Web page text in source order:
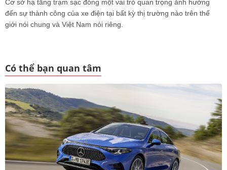
Cơ sở hạ tầng trạm sạc đóng một vai trò quan trọng ảnh hưởng
đến sự thành công của xe điện tại bất kỳ thị trường nào trên thế
giới nói chung và Việt Nam nói riêng.
Có thể bạn quan tâm